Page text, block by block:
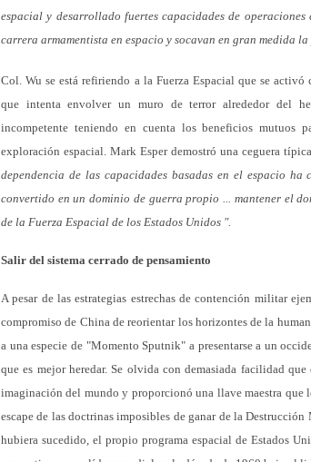
espacial y desarrollado fuertes capacidades de
carrera armamentista en espacio y socavan en gran medida
Col. Wu se está refiriendo a la Fuerza Espacial que se
que intenta envolver un muro de terror alrededor del
incompetente teniendo en cuenta los beneficios mutuos
exploración espacial. Mark Esper demostró una ceguera
dependencia de las capacidades basadas en el espacio
convertido en un dominio de guerra propio ... mantener el
de la Fuerza Espacial de los Estados Unidos ".
Salir del sistema cerrado de pensamiento
A pesar de las estrategias estrechas de contención militar
compromiso de China de reorientar los horizontes de la
a una especie de "Momento Sputnik" a presentarse a un
que es mejor heredar. Se olvida con demasiada facilidad
imaginación del mundo y proporcionó una llave maestra que
escape de las doctrinas imposibles de ganar de la
hubiera sucedido, el propio programa espacial de Estados